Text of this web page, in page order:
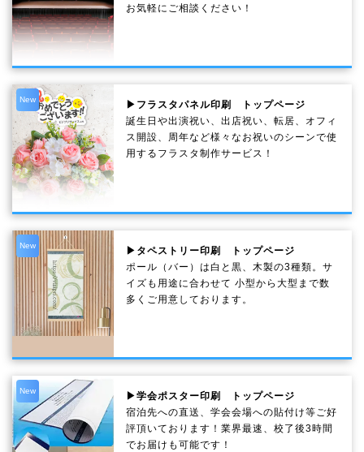
お気軽にご相談ください！
New
▶フラスタパネル印刷 トップページ
誕生日や出演祝い、出店祝い、転居、オフィ
ス開設、周年など様々なお祝いのシーンで使
用するフラスタ制作サービス！
New
▶タペストリー印刷 トップページ
ポール（バー）は白と黒、木製の3種類。サ
イズも用途に合わせて 小型から大型まで数
多くご用意しております。
New
▶学会ポスター印刷 トップページ
宿泊先への直送、学会会場への貼付け等ご好
評頂いております！業界最速、校了後3時間
でお届けも可能です！